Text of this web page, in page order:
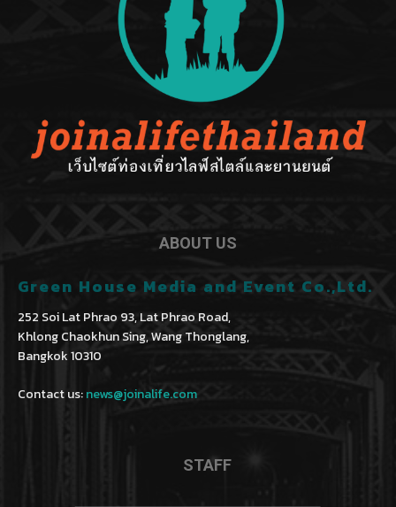
ABOUT US
Green House Media and Event Co.,Ltd.
252 Soi Lat Phrao 93, Lat Phrao Road,
Khlong Chaokhun Sing, Wang Thonglang,
Bangkok 10310
Contact us:news@joinalife.com
STAFF